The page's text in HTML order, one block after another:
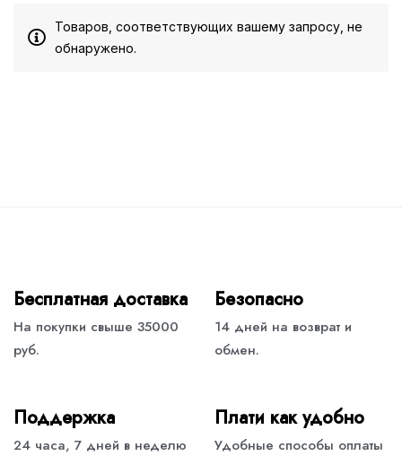
Товаров, соответствующих вашему запросу, не
обнаружено.
Бесплатная доставка
На покупки свыше 35000
руб.
Безопасно
14 дней на возврат и
обмен.
Поддержка
24 часа, 7 дней в неделю
Плати как удобно
Удобные способы оплаты